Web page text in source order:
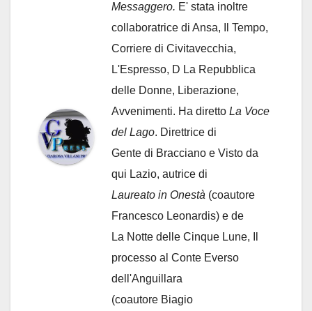
Messaggero. E' stata inoltre
collaboratrice di Ansa, Il Tempo,
Corriere di Civitavecchia,
L'Espresso, D La Repubblica
delle Donne, Liberazione,
Avvenimenti. Ha diretto La Voce
del Lago. Direttrice di
Gente di Bracciano e Visto da
qui Lazio, autrice di
Laureato in Onestà (coautore
Francesco Leonardis) e de
La Notte delle Cinque Lune, Il
processo al Conte Everso
dell'Anguillara
(coautore Biagio